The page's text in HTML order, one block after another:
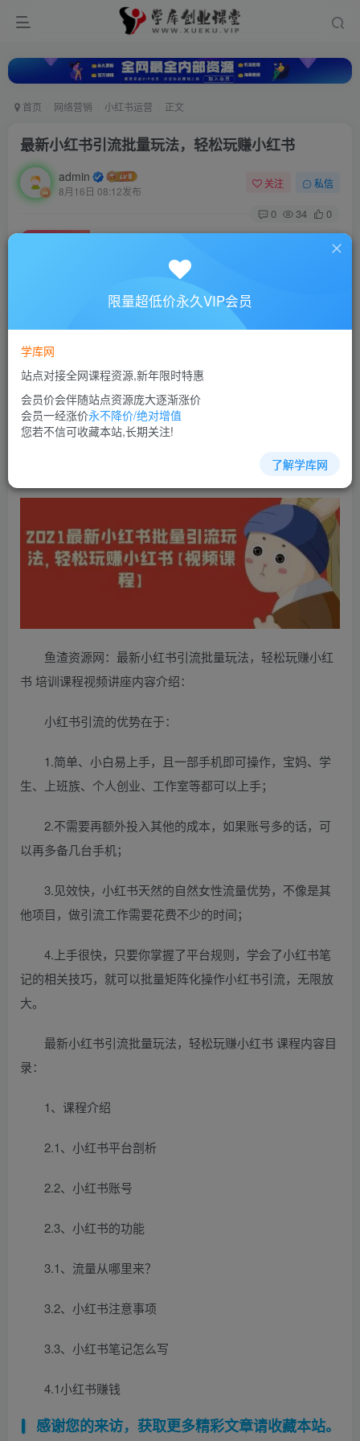
首页 网络营销 小红书运营 正文
最新小红书引流批量玩法，轻松玩赚小红书
admin
8月16日 08:12发布
关注 私信
0 34 0
最新小红书引流批量玩法，轻松玩赚小红书
此内容为付费资源，请付费后查看
10
立即购买
您当前未登录！建议登陆后购买，可保存购买订单
付费资源
鱼渣资源网：最新小红书引流批量玩法，轻松玩赚小红
书 培训课程视频讲座内容介绍：
小红书引流的优势在于：
1.简单、小白易上手，且一部手机即可操作，宝妈、学
生、上班族、个人创业、工作室等都可以上手；
2.不需要再额外投入其他的成本，如果账号多的话，可
以再多备几台手机；
3.见效快，小红书天然的自然女性流量优势，不像是其
他项目，做引流工作需要花费不少的时间；
4.上手很快，只要你掌握了平台规则，学会了小红书笔
记的相关技巧，就可以批量矩阵化操作小红书引流，无限放
大。
最新小红书引流批量玩法，轻松玩赚小红书 课程内容目
录：
1、课程介绍
2.1、小红书平台剖析
2.2、小红书账号
2.3、小红书的功能
3.1、流量从哪里来？
3.2、小红书注意事项
3.3、小红书笔记怎么写
4.1小红书赚钱
感谢您的来访，获取更多精彩文章请收藏本站。
限量超低价永久VIP会员
学库网
站点对接全网课程资源,新年限时特惠
会员价会伴随站点资源庞大逐渐涨价
会员一经涨价永不降价/绝对增值
您若不信可收藏本站,长期关注!
了解学库网